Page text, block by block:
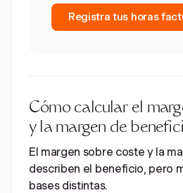
Registra tus horas
Cómo calcular el
y la margen de
El margen sobre coste y la
describen el beneficio, pero
bases distintas.